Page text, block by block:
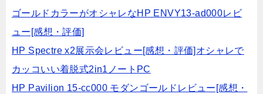
ゴールドカラーがオシャレなHP ENVY13-ad000レビ
ュー[感想・評価]
HP Spectre x2展示会レビュー[感想・評価]オシャレで
カッコいい着脱式2in1ノートPC
HP Pavilion 15-cc000 モダンゴールドレビュー[感想・